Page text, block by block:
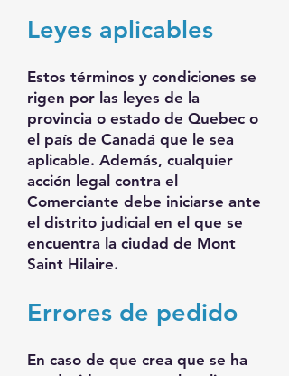
Leyes aplicables
Estos términos y condiciones se
rigen por las leyes de la
provincia o estado de Quebec o
el país de Canadá que le sea
aplicable. Además, cualquier
acción legal contra el
Comerciante debe iniciarse ante
el distrito judicial en el que se
encuentra la ciudad de Mont
Saint Hilaire.
Errores de pedido
En caso de que crea que se ha